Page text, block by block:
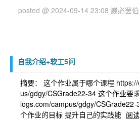
posted @ 2024-09-14 23:08 崴必罢伯
自我介绍+软工5问
摘要： 这个作业属于哪个课程
us/gdgy/CSGrade22-34 这个作业要
logs.com/campus/gdgy/
个作业的目标 提升自己的实践能 阅